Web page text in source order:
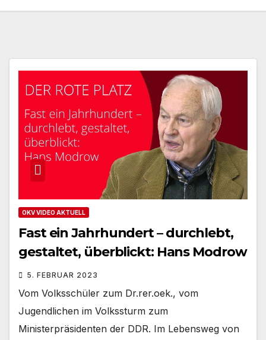
OKV VIDEO AKTUELL
Fast ein Jahrhundert – durchlebt,
gestaltet, überblickt: Hans Modrow
5. FEBRUAR 2023
Vom Volksschüler zum Dr.rer.oek., vom
Jugendlichen im Volkssturm zum
Ministerpräsidenten der DDR. Im Lebensweg von